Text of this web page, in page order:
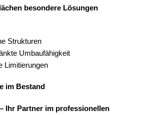
besondere Lösungen
Strukturen
Umbaufähigkeit
Limitierungen
im Bestand
Ihr Partner im professionellen